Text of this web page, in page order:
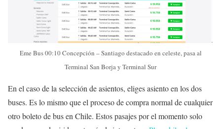
Eme Bus 00:10 Concepción – Santiago destacado en celeste, pasa al
Terminal San Borja y Terminal Sur
En el caso de la selección de asientos, eliges asiento en los dos
buses. Es lo mismo que el proceso de compra normal de cualquier
otro boleto de bus en Chile. Estos pasajes por el momento solo